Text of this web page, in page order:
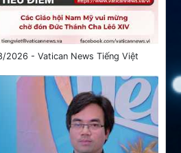
2026 - Vatican News Tiếng Việt